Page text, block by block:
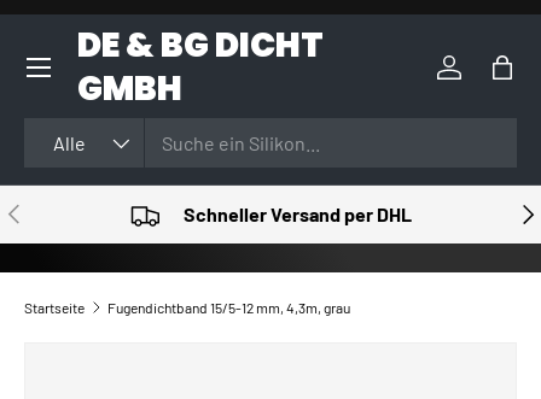
DIREKT ZUM INHALT
DE & BG DICHT
GMBH
Alle
Einloggen
VORHERIGE Schneller Versand per DHL
Startseite Fugendichtband 15/5-12 mm, 4,3m, grau